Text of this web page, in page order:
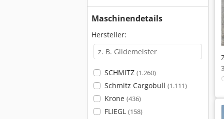
Maschinendetails
Hersteller:
SCHMITZ (1.260)
Schmitz Cargobull (1.111)
Krone (436)
FLIEGL (158)